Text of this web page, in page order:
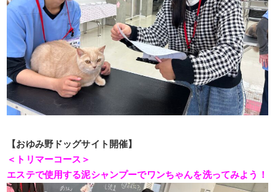
【おゆみ野ドッグサイト開催】
＜トリマーコース＞
エステで使用する泥シャンプーでワンちゃんを洗ってみよう！